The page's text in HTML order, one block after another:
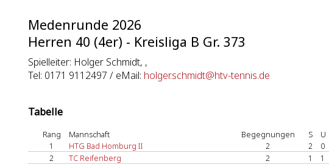
Medenrunde 2026
Herren 40 (4er) - Kreisliga B Gr. 373
Spielleiter: Holger Schmidt, ,
Tel: 0171 9112497 / eMail: holger.schmidt@htv-tennis.de
Tabelle
Rang Mannschaft Begegnungen S U
1
HTG Bad Homburg II 2 2 0
2
TC Reifenberg 2 1 1